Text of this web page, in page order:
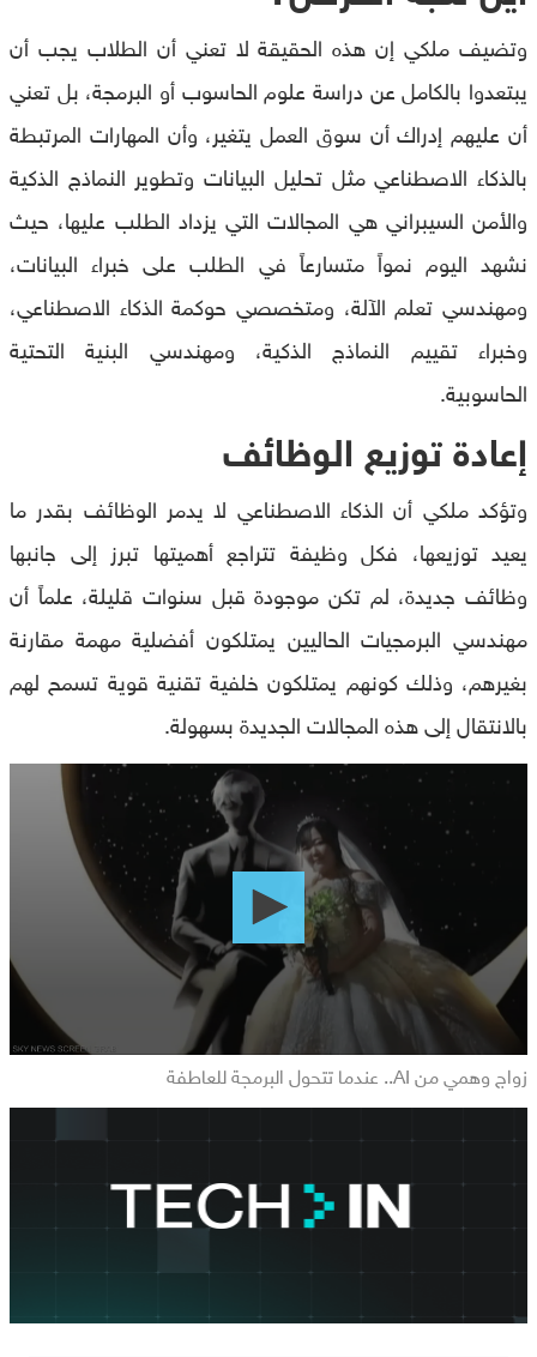
وتضيف ملكي إن هذه الحقيقة لا تعني أن الطلاب يجب أن
يبتعدوا بالكامل عن دراسة علوم الحاسوب أو البرمجة، بل تعني
أن عليهم إدراك أن سوق العمل يتغير، وأن المهارات المرتبطة
بالذكاء الاصطناعي مثل تحليل البيانات وتطوير النماذج الذكية
والأمن السيبراني هي المجالات التي يزداد الطلب عليها، حيث
نشهد اليوم نمواً متسارعاً في الطلب على خبراء البيانات،
ومهندسي تعلم الآلة، ومتخصصي حوكمة الذكاء الاصطناعي،
وخبراء تقييم النماذج الذكية، ومهندسي البنية التحتية
الحاسوبية.
إعادة توزيع الوظائف
وتؤكد ملكي أن الذكاء الاصطناعي لا يدمر الوظائف بقدر ما
يعيد توزيعها، فكل وظيفة تتراجع أهميتها تبرز إلى جانبها
وظائف جديدة، لم تكن موجودة قبل سنوات قليلة، علماً أن
مهندسي البرمجيات الحاليين يمتلكون أفضلية مهمة مقارنة
بغيرهم، وذلك كونهم يمتلكون خلفية تقنية قوية تسمح لهم
بالانتقال إلى هذه المجالات الجديدة بسهولة.
seconds
زواج وهمي من AI.. عندما تتحول البرمجة للعاطفة